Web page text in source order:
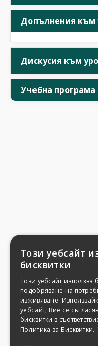
Допълнения към
Дискусия към
Учебна програма
Този уебсайт
бисквитки
Този уебсайт използва
подобряване на
изживяване.
уебсайт, Вие се
бисквитки в
Политика за Бисквитки.